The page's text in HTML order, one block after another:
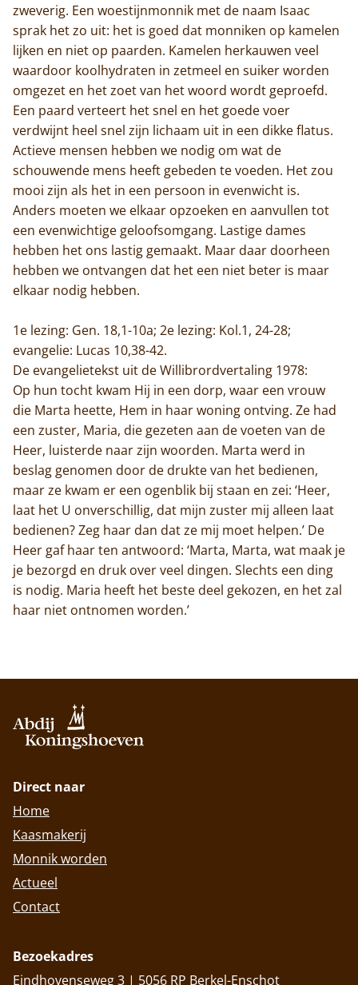
zweverig. Een woestijnmonnik met de naam Isaac
sprak het zo uit: het is goed dat monniken op kamelen
lijken en niet op paarden. Kamelen herkauwen veel
waardoor koolhydraten in zetmeel en suiker worden
omgezet en het zoet van het woord wordt geproefd.
Een paard verteert het snel en het goede voer
verdwijnt heel snel zijn lichaam uit in een dikke flatus.
Actieve mensen hebben we nodig om wat de
schouwende mens heeft gebeden te voeden. Het zou
mooi zijn als het in een persoon in evenwicht is.
Anders moeten we elkaar opzoeken en aanvullen tot
een evenwichtige geloofsomgang. Lastige dames
hebben het ons lastig gemaakt. Maar daar doorheen
hebben we ontvangen dat het een niet beter is maar
elkaar nodig hebben.
1e lezing: Gen. 18,1-10a; 2e lezing: Kol.1, 24-28;
evangelie: Lucas 10,38-42.
De evangelietekst uit de Willibrordvertaling 1978:
Op hun tocht kwam Hij in een dorp, waar een vrouw
die Marta heette, Hem in haar woning ontving. Ze had
een zuster, Maria, die gezeten aan de voeten van de
Heer, luisterde naar zijn woorden. Marta werd in
beslag genomen door de drukte van het bedienen,
maar ze kwam er een ogenblik bij staan en zei: ‘Heer,
laat het U onverschillig, dat mijn zuster mij alleen laat
bedienen? Zeg haar dan dat ze mij moet helpen.’ De
Heer gaf haar ten antwoord: ‘Marta, Marta, wat maak je
je bezorgd en druk over veel dingen. Slechts een ding
is nodig. Maria heeft het beste deel gekozen, en het zal
haar niet ontnomen worden.’
Direct naar
Home
Kaasmakerij
Monnik worden
Actueel
Contact
Bezoekadres
Eindhovenseweg 3 | 5056 RP Berkel-Enschot